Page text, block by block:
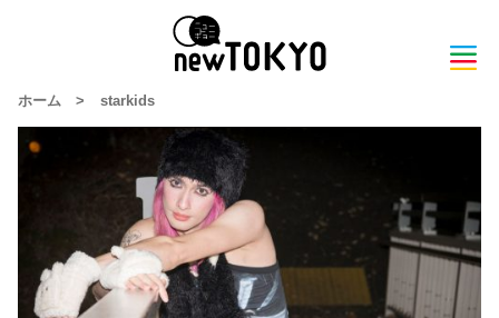
ホーム > starkids